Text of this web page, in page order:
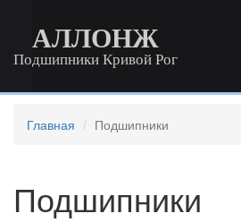
АЛЛОНЖ
Подшипники Кривой Рог
Главная Подшипники
Подшипники